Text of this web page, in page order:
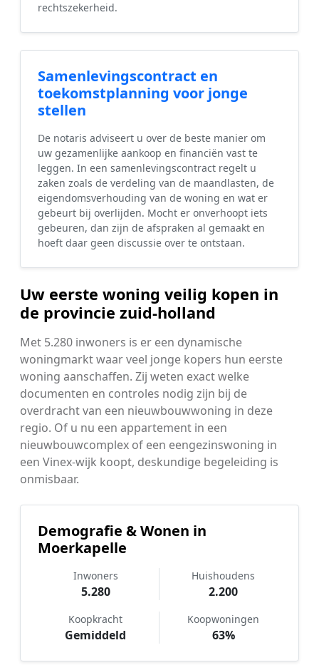
rechtszekerheid.
Samenlevingscontract en
toekomstplanning voor jonge
stellen
De notaris adviseert u over de beste manier om
uw gezamenlijke aankoop en financiën vast te
leggen. In een samenlevingscontract regelt u
zaken zoals de verdeling van de maandlasten, de
eigendomsverhouding van de woning en wat er
gebeurt bij overlijden. Mocht er onverhoopt iets
gebeuren, dan zijn de afspraken al gemaakt en
hoeft daar geen discussie over te ontstaan.
Uw eerste woning veilig kopen in
de provincie zuid-holland
Met 5.280 inwoners is er een dynamische
woningmarkt waar veel jonge kopers hun eerste
woning aanschaffen. Zij weten exact welke
documenten en controles nodig zijn bij de
overdracht van een nieuwbouwwoning in deze
regio. Of u nu een appartement in een
nieuwbouwcomplex of een eengezinswoning in
een Vinex-wijk koopt, deskundige begeleiding is
onmisbaar.
Demografie & Wonen in
Moerkapelle
Inwoners
5.280
Huishoudens
2.200
Koopkracht
Gemiddeld
Koopwoningen
63%